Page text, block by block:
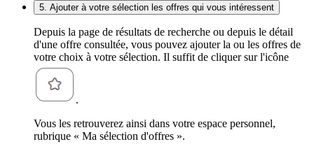
5. Ajouter à votre sélection les offres qui vous intéressent
Depuis la page de résultats de recherche ou depuis le détail
d'une offre consultée, vous pouvez ajouter la ou les offres de
votre choix à votre sélection. Il suffit de cliquer sur l'icône
.
Vous les retrouverez ainsi dans votre espace personnel,
rubrique « Ma sélection d'offres ».